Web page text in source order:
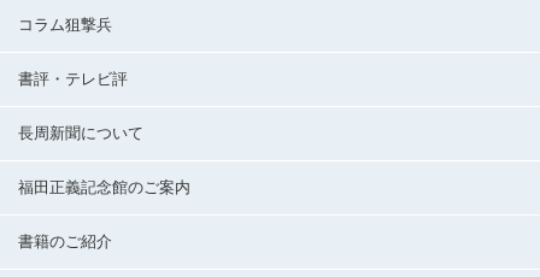
コラム狙撃兵
書評・テレビ評
長周新聞について
福田正義記念館のご案内
書籍のご紹介